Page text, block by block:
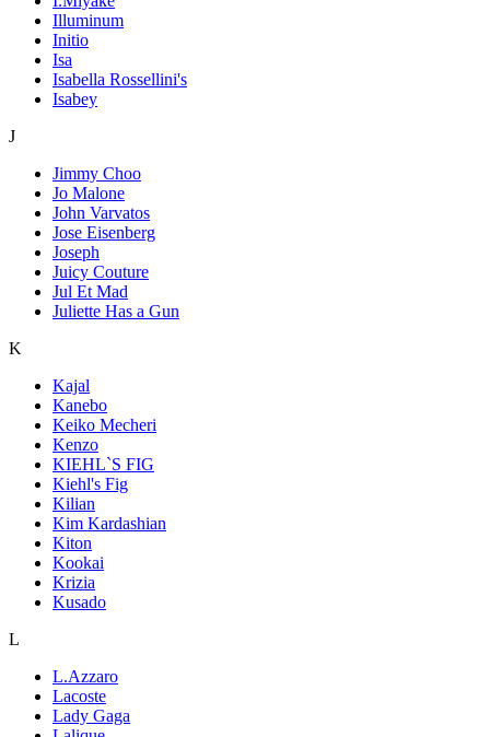
Illuminum
Initio
Isa
Isabella Rossellini's
Isabey
J
Jimmy Choo
Jo Malone
John Varvatos
Jose Eisenberg
Joseph
Juicy Couture
Jul Et Mad
Juliette Has a Gun
K
Kajal
Kanebo
Keiko Mecheri
Kenzo
KIEHL`S FIG
Kiehl's Fig
Kilian
Kim Kardashian
Kiton
Kookai
Krizia
Kusado
L
L.Azzaro
Lacoste
Lady Gaga